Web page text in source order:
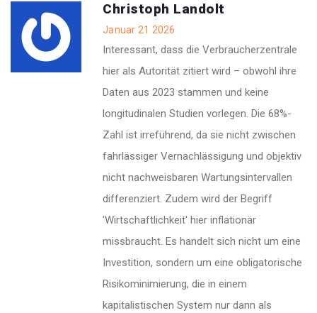
Christoph Landolt
Januar 21 2026
Interessant, dass die Verbraucherzentrale
hier als Autorität zitiert wird – obwohl ihre
Daten aus 2023 stammen und keine
longitudinalen Studien vorlegen. Die 68%-
Zahl ist irreführend, da sie nicht zwischen
fahrlässiger Vernachlässigung und objektiv
nicht nachweisbaren Wartungsintervallen
differenziert. Zudem wird der Begriff
'Wirtschaftlichkeit' hier inflationär
missbraucht. Es handelt sich nicht um eine
Investition, sondern um eine obligatorische
Risikominimierung, die in einem
kapitalistischen System nur dann als